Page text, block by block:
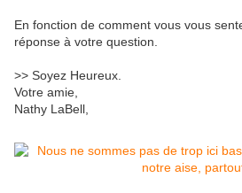
En fonction de comment vous vous
réponse à votre question.
>> Soyez Heureux.
Votre amie,
Nathy LaBell,